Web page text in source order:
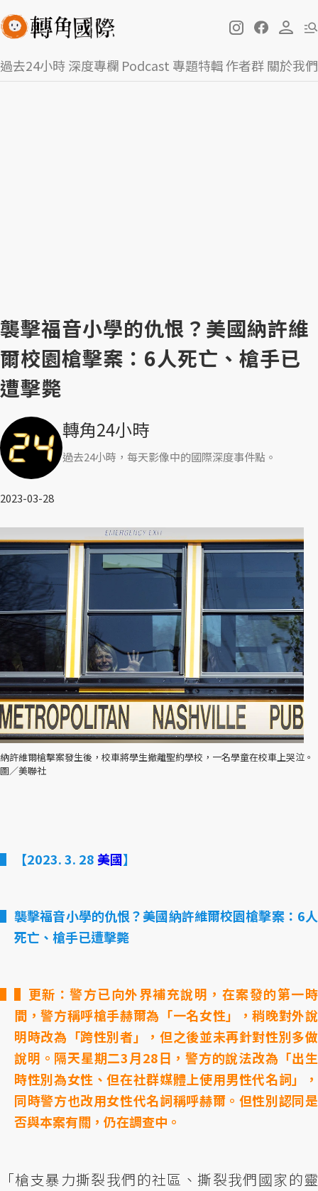
過去24小時深度專欄 Podcast 專題特輯作者群關於我們
襲擊福音小學的仇恨？美國納許維
爾校園槍擊案：6人死亡、槍手已
遭擊斃
轉角24小時
過去24小時，每天影像中的國際深度事件點。
2023-03-28
納許維爾槍擊案發生後，校車將學生撤離聖約學校，一名學童在校車上哭泣。
圖／美聯社
【2023. 3. 28美國】
襲擊福音小學的仇恨？美國納許維爾校園槍擊案：6人
死亡、槍手已遭擊斃
▌更新：警方已向外界補充說明，在案發的第一時
間，警方稱呼槍手赫爾為「一名女性」，稍晚對外說
明時改為「跨性別者」，但之後並未再針對性別多做
說明。隔天星期二3月28日，警方的說法改為「出生
時性別為女性、但在社群媒體上使用男性代名詞」，
同時警方也改用女性代名詞稱呼赫爾。但性別認同是
否與本案有關，仍在調查中。
「槍支暴力撕裂我們的社區、撕裂我們國家的靈